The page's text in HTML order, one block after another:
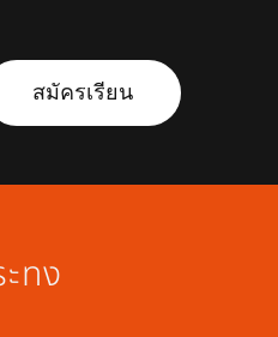
สมัครเรียน
ทง